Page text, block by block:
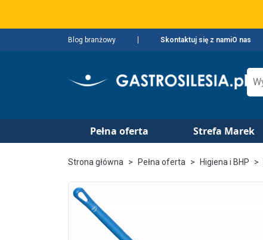
Blog branżowy Skontaktuj się z namiO nas
Pełna oferta Strefa Marek
Strona główna Pełna oferta Higiena i BHP